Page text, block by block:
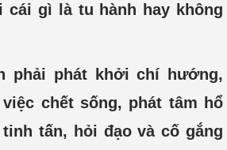
cái gì là tu hành hay không
phải phát khởi chí hướng,
chết sống, phát tâm hổ
tấn, hỏi đạo và cố gắng